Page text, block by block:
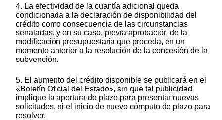
4. La efectividad de la cuantía adicional queda
condicionada a la declaración de disponibilidad del
crédito como consecuencia de las circunstancias
señaladas, y en su caso, previa aprobación de la
modificación presupuestaria que proceda, en un
momento anterior a la resolución de la concesión de la
subvención.
5. El aumento del crédito disponible se publicará en el
«Boletín Oficial del Estado», sin que tal publicidad
implique la apertura de plazo para presentar nuevas
solicitudes, ni el inicio de nuevo cómputo de plazo para
resolver.